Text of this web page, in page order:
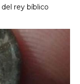
rey bíblico